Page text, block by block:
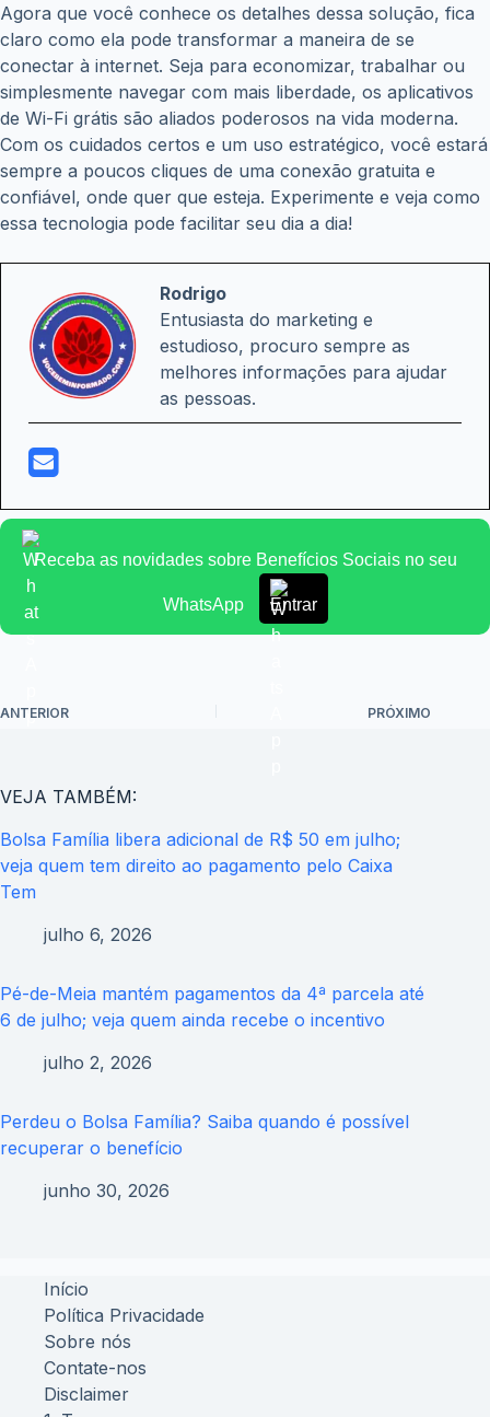
Agora que você conhece os detalhes dessa solução, fica
claro como ela pode transformar a maneira de se
conectar à internet. Seja para economizar, trabalhar ou
simplesmente navegar com mais liberdade, os aplicativos
de Wi-Fi grátis são aliados poderosos na vida moderna.
Com os cuidados certos e um uso estratégico, você estará
sempre a poucos cliques de uma conexão gratuita e
confiável, onde quer que esteja. Experimente e veja como
essa tecnologia pode facilitar seu dia a dia!
Rodrigo
Entusiasta do marketing e
estudioso, procuro sempre as
melhores informações para ajudar
as pessoas.
Receba as novidades sobre Benefícios Sociais no seu
WhatsApp Entrar
ANTERIOR PRÓXIMO
VEJA TAMBÉM:
Bolsa Família libera adicional de R$ 50 em julho;
veja quem tem direito ao pagamento pelo Caixa
Tem
julho 6, 2026
Pé-de-Meia mantém pagamentos da 4ª parcela até
6 de julho; veja quem ainda recebe o incentivo
julho 2, 2026
Perdeu o Bolsa Família? Saiba quando é possível
recuperar o benefício
junho 30, 2026
Início
Política Privacidade
Sobre nós
Contate-nos
Disclaimer